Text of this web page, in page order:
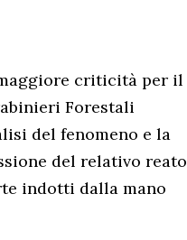
criticità per il
Forestali
del fenomeno e la
del relativo reato
indotti dalla mano